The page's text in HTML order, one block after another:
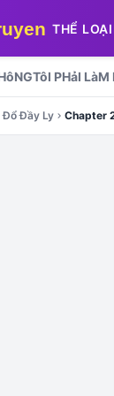
THỂ LOẠI
TôI PHảI
Đổ Đầy Ly chevron_right Chapter